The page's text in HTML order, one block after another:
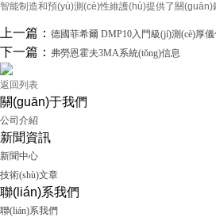
智能制造和預(yù)測(cè)性維護(hù)提供了關(guān)
上一篇： 德國菲希爾 DMP10入門級(jí)測(cè)厚儀
下一篇： 弗勞恩霍夫3MA系統(tǒng)信息
返回列表
關(guān)于我們
公司介紹
新聞資訊
新聞中心
技術(shù)文章
聯(lián)系我們
聯(lián)系我們